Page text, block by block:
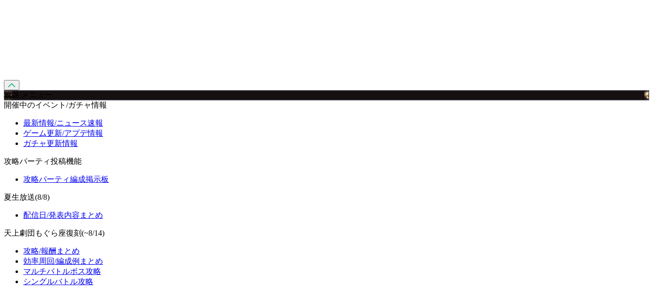
攻略 メニュー
開催中のイベント/ガチャ情報
最新情報/ニュース速報
ゲーム更新/アプデ情報
ガチャ更新情報
攻略パーティ投稿機能
攻略パーティ編成掲示板
夏生放送(8/8)
配信日/発表内容まとめ
天上劇団もぐら座復刻(~8/14)
攻略/報酬まとめ
効率周回/編成例まとめ
マルチバトルボス攻略
シングルバトル攻略